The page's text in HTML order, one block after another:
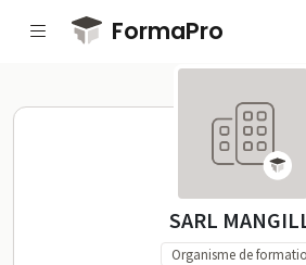
Passer au contenu principal
FormaPro
SARL
SARL
Organisme de